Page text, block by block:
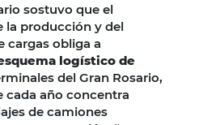
sostuvo que el
la producción y del
cargas obliga a
logístico de
del Gran Rosario,
cada año concentra
de camiones